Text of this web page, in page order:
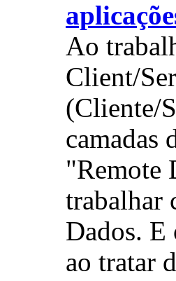
Ao
Client/
(Cliente/
camadas
"Remote
trabalhar
Dados. E
ao tratar